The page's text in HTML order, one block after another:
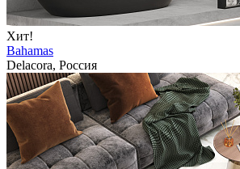
Хит!
Bahamas
Delacora, Россия